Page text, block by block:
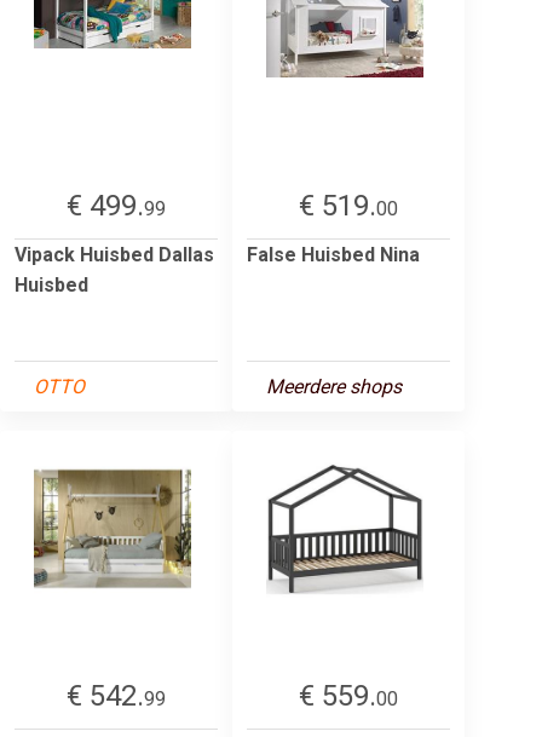
€ 499.99
Vipack Huisbed Dallas
Huisbed
OTTO
€ 519.00
False Huisbed Nina
Meerdere shops
€ 542.99
€ 559.00